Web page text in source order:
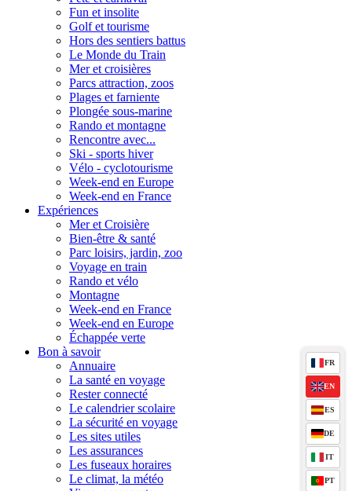
Fun et insolite
Golf et tourisme
Hors des sentiers battus
Le Monde du Train
Mer et croisières
Parcs attraction, zoos
Plages et farniente
Plongée sous-marine
Rando et montagne
Rencontre avec...
Ski - sports hiver
Vélo - cyclotourisme
Week-end en Europe
Week-end en France
Expériences
Mer et Croisière
Bien-être & santé
Parc loisirs, jardin, zoo
Voyage en train
Rando et vélo
Montagne
Week-end en France
Week-end en Europe
Échappée verte
Bon à savoir
Annuaire
La santé en voyage
Rester connecté
Le calendrier scolaire
La sécurité en voyage
Les sites utiles
Les assurances
Les fuseaux horaires
Le climat, la météo
FR
EN
ES
DE
IT
PT